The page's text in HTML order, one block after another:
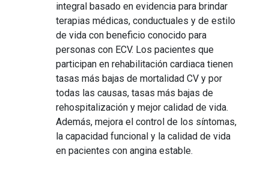
integral basado en evidencia para brindar
terapias médicas, conductuales y de estilo
de vida con beneficio conocido para
personas con ECV. Los pacientes que
participan en rehabilitación cardiaca tienen
tasas más bajas de mortalidad CV y por
todas las causas, tasas más bajas de
rehospitalización y mejor calidad de vida.
Además, mejora el control de los síntomas,
la capacidad funcional y la calidad de vida
en pacientes con angina estable.